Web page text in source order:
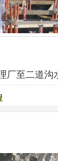
厂至二道沟